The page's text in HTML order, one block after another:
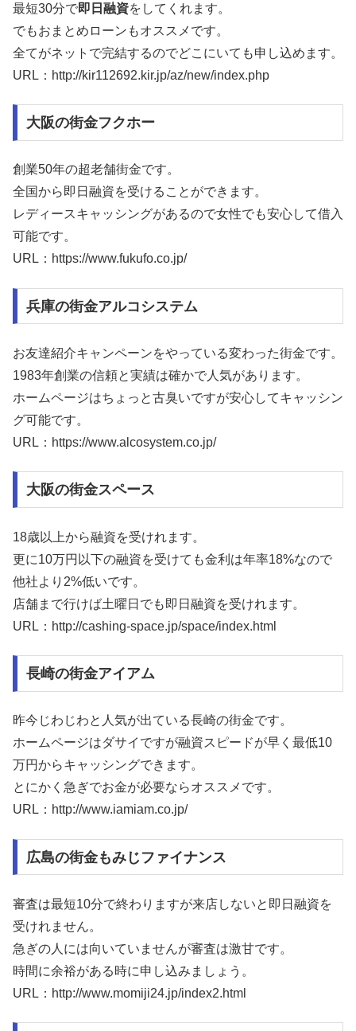
最短30分で即日融資をしてくれます。
でもおまとめローンもオススメです。
全てがネットで完結するのでどこにいても申し込めます。
URL：http://kir112692.kir.jp/az/new/index.php
大阪の街金フクホー
創業50年の超老舗街金です。
全国から即日融資を受けることができます。
レディースキャッシングがあるので女性でも安心して借入
可能です。
URL：https://www.fukufo.co.jp/
兵庫の街金アルコシステム
お友達紹介キャンペーンをやっている変わった街金です。
1983年創業の信頼と実績は確かで人気があります。
ホームページはちょっと古臭いですが安心してキャッシン
グ可能です。
URL：https://www.alcosystem.co.jp/
大阪の街金スペース
18歳以上から融資を受けれます。
更に10万円以下の融資を受けても金利は年率18%なので
他社より2%低いです。
店舗まで行けば土曜日でも即日融資を受けれます。
URL：http://cashing-space.jp/space/index.html
長崎の街金アイアム
昨今じわじわと人気が出ている長崎の街金です。
ホームページはダサイですが融資スピードが早く最低10
万円からキャッシングできます。
とにかく急ぎでお金が必要ならオススメです。
URL：http://www.iamiam.co.jp/
広島の街金もみじファイナンス
審査は最短10分で終わりますが来店しないと即日融資を
受けれません。
急ぎの人には向いていませんが審査は激甘です。
時間に余裕がある時に申し込みましょう。
URL：http://www.momiji24.jp/index2.html